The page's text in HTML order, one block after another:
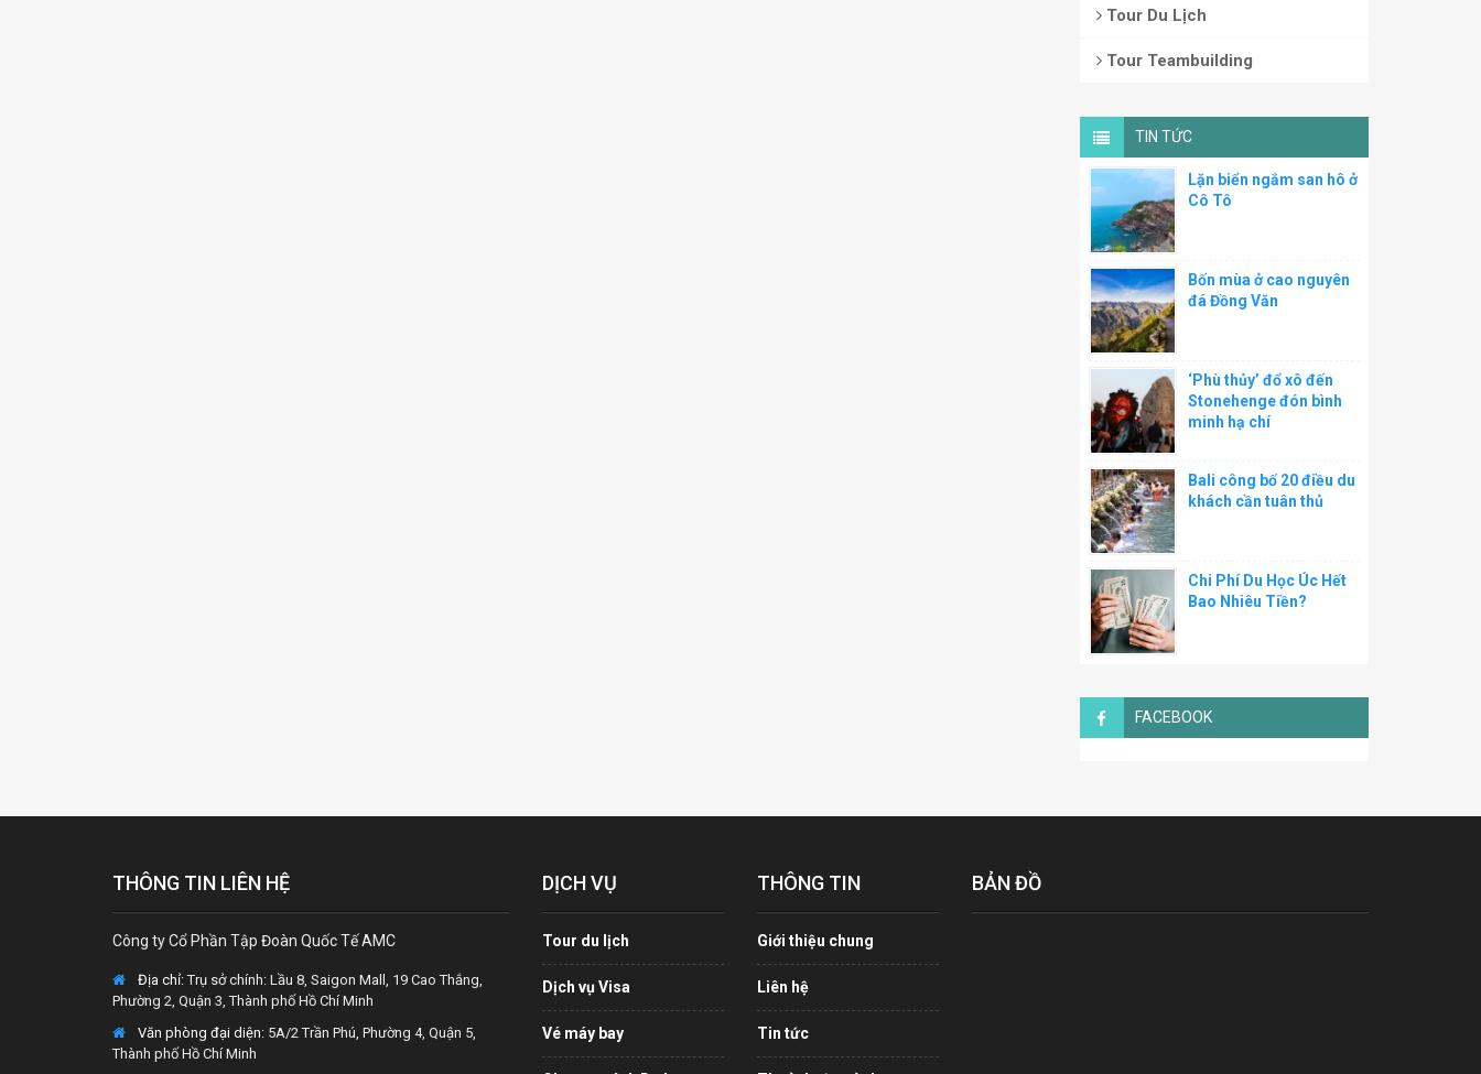
Tour Du Lịch
Tour Teambuilding
TIN TỨC
Lặn biển ngắm san hô ở
Cô Tô
Bốn mùa ở cao nguyên
đá Đồng Văn
‘Phù thủy’ đổ xô đến
Stonehenge đón bình
minh hạ chí
Bali công bố 20 điều du
khách cần tuân thủ
Chi Phí Du Học Úc Hết
Bao Nhiêu Tiền?
FACEBOOK
THÔNG TIN LIÊN HỆ
Công ty Cổ Phần Tập Đoàn Quốc Tế AMC
Địa chỉ:Trụ sở chính: Lầu 8, Saigon Mall, 19 Cao Thắng,
Phường 2, Quận 3, Thành phố Hồ Chí Minh
Văn phòng đại diện: 5A/2 Trần Phú, Phường 4, Quận 5,
Thành phố Hồ Chí Minh
DỊCH VỤ
Tour du lịch
Dịch vụ Visa
Vé máy bay
THÔNG TIN
Giới thiệu chung
Liên hệ
Tin tức
BẢN ĐỒ